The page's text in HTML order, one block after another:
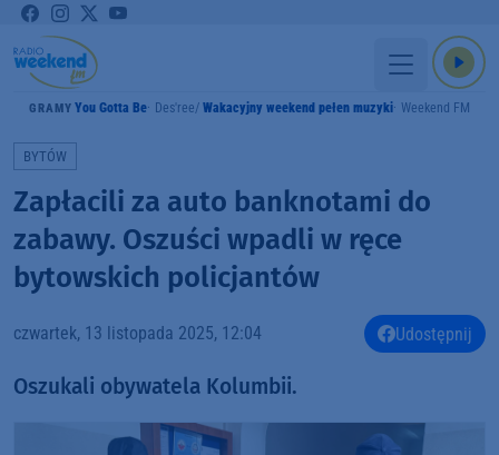
GRAMY You Gotta Be Des'ree Wakacyjny weekend pełen muzyki Weekend FM
BYTÓW
Zapłacili za auto banknotami do
zabawy. Oszuści wpadli w ręce
bytowskich policjantów
czwartek, 13 listopada 2025, 12:04 Udostępnij
Oszukali obywatela Kolumbii.